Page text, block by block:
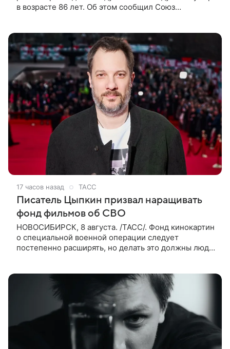
в возрасте 86 лет. Об этом сообщил Союз
17 часов назад ТАСС
Писатель Цыпкин призвал наращивать
фонд фильмов об СВО
НОВОСИБИРСК, 8 августа. /ТАСС/. Фонд кинокартин
о специальной военной операции следует
постепенно расширять, но делать это должны люди,